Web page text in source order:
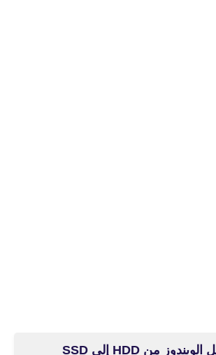
1. خطوات نقل الويندوز من HDD إلى SSD